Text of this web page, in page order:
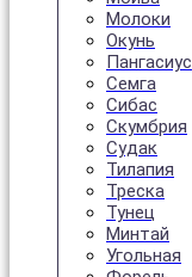
Молоки
Окунь
Пангасиус
Семга
Сибас
Скумбрия
Судак
Тилапия
Треска
Тунец
Минтай
Угольная